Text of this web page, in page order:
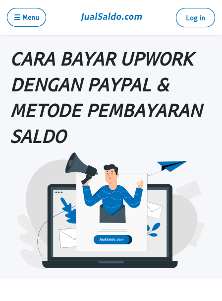
☰ Menu Log in
CARA BAYAR UPWORK
DENGAN PAYPAL &
METODE PEMBAYARAN
SALDO